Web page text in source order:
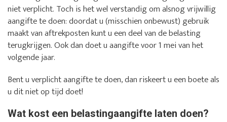
niet verplicht. Toch is het wel verstandig om alsnog vrijwillig
aangifte te doen: doordat u (misschien onbewust) gebruik
maakt van aftrekposten kunt u een deel van de belasting
terugkrijgen. Ook dan doet u aangifte voor 1 mei van het
volgende jaar.
Bent u verplicht aangifte te doen, dan riskeert u een boete als
u dit niet op tijd doet!
Wat kost een belastingaangifte laten doen?